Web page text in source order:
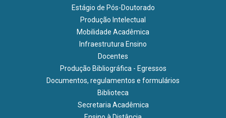
Estágio de Pós-Doutorado
Produção Intelectual
Mobilidade Acadêmica
Infraestrutura Ensino
Docentes
Produção Bibliográfica - Egressos
Documentos, regulamentos e formulários
Biblioteca
Secretaria Acadêmica